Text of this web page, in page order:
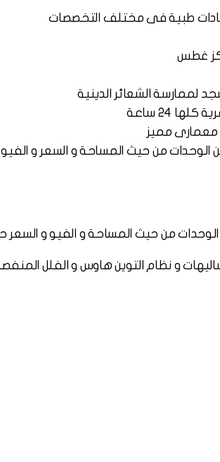
طبية فى مختلف التخصصات
غطس
لممارسة الشعائر الدينية
24 ساعة
مميز
من حيث المساحة و السعر و الفيو
من حيث المساحة و الفيو و السعر
و نظام التوين هاوس و الفلل